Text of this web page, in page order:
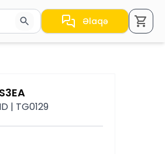
etmək üçün ox
Əlaqə
| TG0129